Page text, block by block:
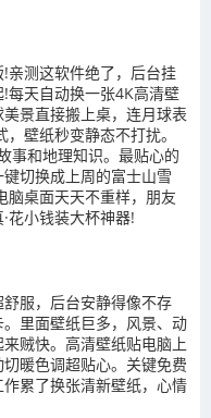
亲测这软件绝了，后台挂
每天自动换一张4K高清壁
景直接搬上桌，连月球表
壁纸秒变静态不打扰。
事和地理知识。最贴心的
切换成上周的富士山雪
脑桌面天天不重样，朋友
花小钱装大杯神器!
服，后台安静得像不存
里面壁纸巨多，风景、动
贼快。高清壁纸贴电脑上
暖色调超贴心。关键免费
累了换张清新壁纸，心情